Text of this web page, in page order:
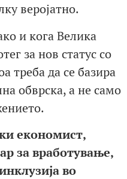
веројатно.
и кога Велика
за нов статус со
треба да се базира
обврска, а не само
економист,
за вработување,
во